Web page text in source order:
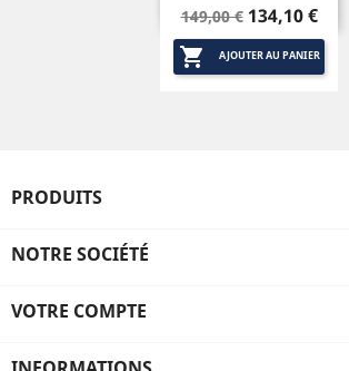
Prix
de
base
149,00 € Prix
134,10 €
 AJOUTER AU PANIER
PRODUITS
NOTRE SOCIÉTÉ
VOTRE COMPTE